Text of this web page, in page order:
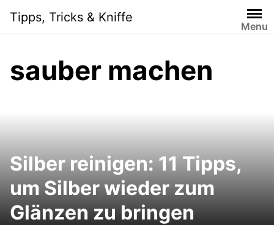
content
Tipps, Tricks & Kniffe
Menu
sauber machen
Silber reinigen: 11 Tipps,
um Silber wieder zum
Glänzen zu bringen